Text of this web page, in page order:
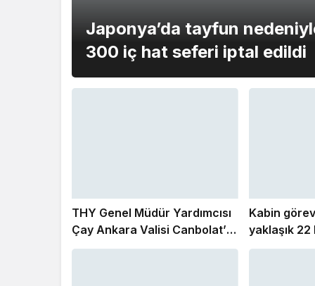
Japonya’da tayfun
300 iç hat seferi iptal edildi
THY Genel Müdür Yardımcısı
Çay Ankara Valisi Canbolat’ı
ziyaret etti
Kabin
yaklaşık 22
çıktı